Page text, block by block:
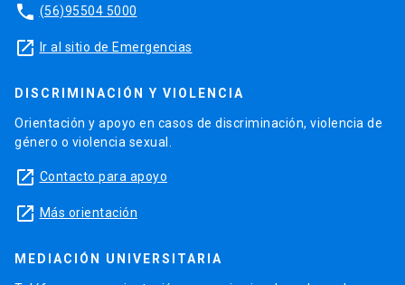
phone (56)95504 5000
launch Ir al sitio de Emergencias
DISCRIMINACIÓN Y VIOLENCIA
Orientación y apoyo en casos de discriminación, violencia de
género o violencia sexual.
launch Contacto para apoyo
launch Más orientación
MEDIACIÓN UNIVERSITARIA